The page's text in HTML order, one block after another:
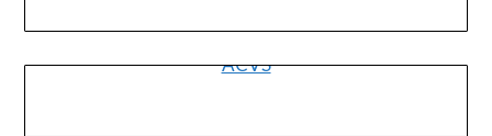
ACVS